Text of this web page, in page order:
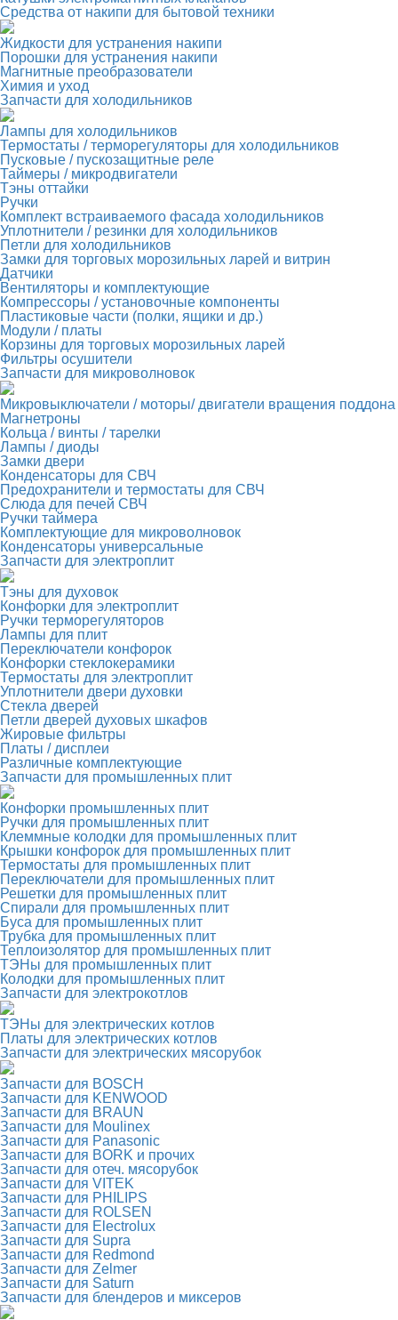
Средства от накипи для бытовой техники
Жидкости для устранения накипи
Порошки для устранения накипи
Магнитные преобразователи
Химия и уход
Запчасти для холодильников
Лампы для холодильников
Термостаты / терморегуляторы для холодильников
Пусковые / пускозащитные реле
Таймеры / микродвигатели
Тэны оттайки
Ручки
Комплект встраиваемого фасада холодильников
Уплотнители / резинки для холодильников
Петли для холодильников
Замки для торговых морозильных ларей и витрин
Датчики
Вентиляторы и комплектующие
Компрессоры / установочные компоненты
Пластиковые части (полки, ящики и др.)
Модули / платы
Корзины для торговых морозильных ларей
Фильтры осушители
Запчасти для микроволновок
Микровыключатели / моторы/ двигатели вращения поддона
Магнетроны
Кольца / винты / тарелки
Лампы / диоды
Замки двери
Конденсаторы для СВЧ
Предохранители и термостаты для СВЧ
Слюда для печей СВЧ
Ручки таймера
Комплектующие для микроволновок
Конденсаторы универсальные
Запчасти для электроплит
Тэны для духовок
Конфорки для электроплит
Ручки терморегуляторов
Лампы для плит
Переключатели конфорок
Конфорки стеклокерамики
Термостаты для электроплит
Уплотнители двери духовки
Стекла дверей
Петли дверей духовых шкафов
Жировые фильтры
Платы / дисплеи
Различные комплектующие
Запчасти для промышленных плит
Конфорки промышленных плит
Ручки для промышленных плит
Клеммные колодки для промышленных плит
Крышки конфорок для промышленных плит
Термостаты для промышленных плит
Переключатели для промышленных плит
Решетки для промышленных плит
Спирали для промышленных плит
Буса для промышленных плит
Трубка для промышленных плит
Теплоизолятор для промышленных плит
ТЭНы для промышленных плит
Колодки для промышленных плит
Запчасти для электрокотлов
ТЭНы для электрических котлов
Платы для электрических котлов
Запчасти для электрических мясорубок
Запчасти для BOSCH
Запчасти для KENWOOD
Запчасти для BRAUN
Запчасти для Moulinex
Запчасти для Panasonic
Запчасти для BORK и прочих
Запчасти для отеч. мясорубок
Запчасти для VITEK
Запчасти для PHILIPS
Запчасти для ROLSEN
Запчасти для Electrolux
Запчасти для Supra
Запчасти для Redmond
Запчасти для Zelmer
Запчасти для Saturn
Запчасти для блендеров и миксеров